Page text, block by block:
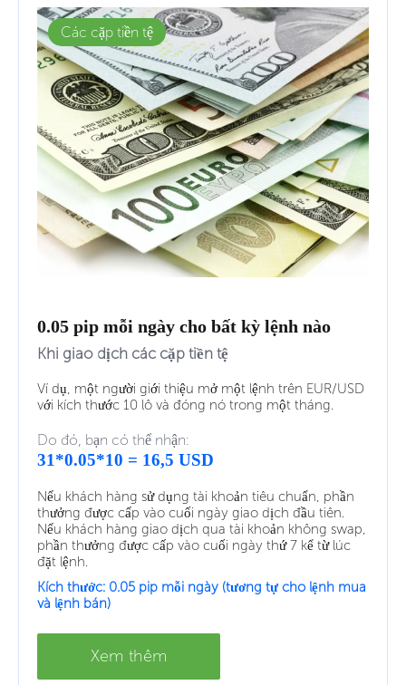
Các cặp tiền tệ
0.05 pip mỗi ngày cho bất kỳ lệnh nào
Khi giao dịch các cặp tiền tệ
Ví dụ, một người giới thiệu mở một lệnh trên EUR/USD
với kích thước 10 lô và đóng nó trong một tháng.
Do đó, bạn có thể nhận:
31*0.05*10 = 16,5 USD
Nếu khách hàng sử dụng tài khoản tiêu chuẩn, phần
thưởng được cấp vào cuối ngày giao dịch đầu tiên.
Nếu khách hàng giao dịch qua tài khoản không swap,
phần thưởng được cấp vào cuối ngày thứ 7 kể từ lúc
đặt lệnh.
Kích thước: 0.05 pip mỗi ngày (tương tự cho lệnh mua
và lệnh bán)
Xem thêm